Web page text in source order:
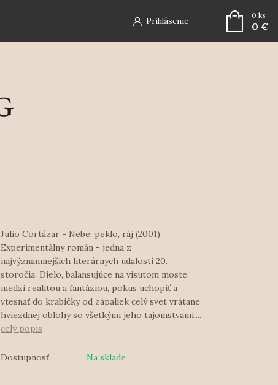
Prihlásenie
0 ks
0 €
Julio Cortázar - Nebe, peklo, ráj (2001)
Experimentálny román - jedna z
najvýznamnejších literárnych udalostí 20.
storočia. Dielo, balansujúce na visutom moste
medzi realitou a fantáziou, pokus uchopiť a
vtesnať do krabičky od zápaliek celý svet vrátane
hviezdnej oblohy so všetkými jeho tajomstvami,...
celý popis
Dostupnosť Na sklade